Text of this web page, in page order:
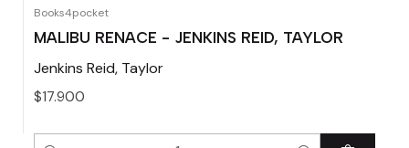
Books4pocket
MALIBU RENACE - JENKINS REID, TAYLOR
Jenkins Reid, Taylor
$17.900